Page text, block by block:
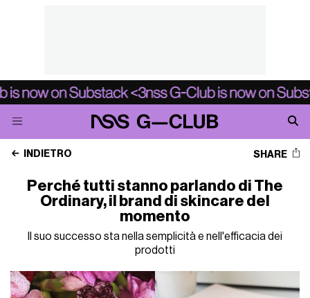
INDIETRO SHARE
Perché tutti stanno parlando di The
Ordinary, il brand di skincare del
momento
Il suo successo sta nella semplicità e nell'efficacia dei
prodotti